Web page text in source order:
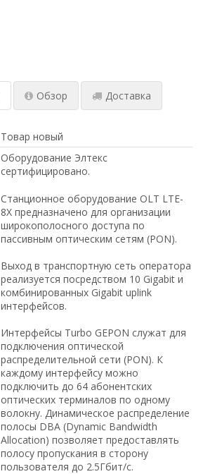
Обзор Доставка
Товар новый
Оборудование Элтекс
сертифицировано.
Станционное оборудование OLT LTE-
8X предназначено для организации
широкополосного доступа по
пассивным оптическим сетям (PON).
Выход в транспортную сеть оператора
реализуется посредством 10 Gigabit и
комбинированных Gigabit uplink
интерфейсов.
Интерфейсы Turbo GEPON служат для
подключения оптической
распределительной сети (PON). К
каждому интерфейсу можно
подключить до 64 абонентских
оптических терминалов по одному
волокну. Динамическое распределение
полосы DBA (Dynamic Bandwidth
Allocation) позволяет предоставлять
полосу пропускания в сторону
пользователя до 2.5Гбит/с.